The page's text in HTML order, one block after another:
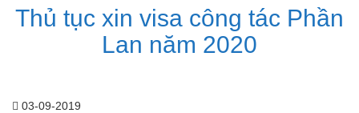
Thủ tục xin visa công tác Phần
Lan năm 2020
03-09-2019